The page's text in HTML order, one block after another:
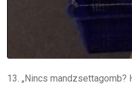
13. „Nincs mandzsettagomb?